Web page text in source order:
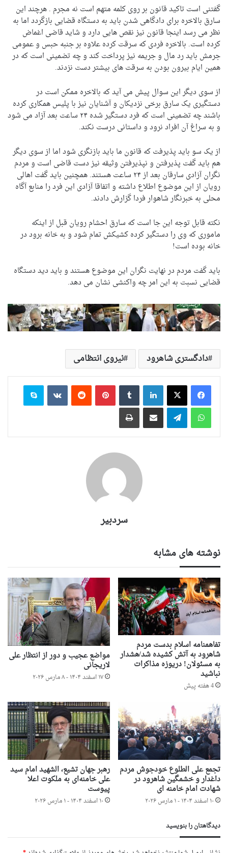
گفتنی است تاکید قانون بر روی کلمه متهم است نه مجرم . هرچند این
سارق بالاخره برای دادگاهی شدن باید به دستگاه قضایی بازگردد اما به
نظر می رسد اینجا قانون نیز نقص هایی دارد و شاید قاضی اغماض
کرده است. بالاخره فردی که سرقت کرده علاوه بر جنبه حبس و عمومی
جرمش باید رد مال و جریمه نیز پرداخت کند و چه تضمینی است که در
همین ایام بیرون بودن به سرقت های بیشتر دست نزدند.
از سوی دیگر این سوال پیش می آید که بالاخره ممکن است در
دستگیری یک سارق برخی نزدیکان و آشنایان نیز با پلیس همکاری کرده
باشند چه تضمینی است که فرد دستگیر شده ۲۴ ساعت بعد آزاد می شود
و به سراغ آن افراد نرود و داستانی درست نکند.
از یک سو باید پذیرفت که قانون ما باید بازنگری شود اما از سوی دیگر
هم باید گفت پذیرفتن و نپذیرفتن وثیقه نیز دست قاضی است و مردم
نگران آزادی سارقان بعد از ۲۴ ساعت هستند. همچنین باید گفت اهالی
رویان از این موضوع اطلاع داشته و اتفاقا آزادی این فرد را منابع آگاه
محلی به خبرنگار شاهوار فردا گزارش دادند.
نکته قابل توجه این جا است که سارق احشام رویان قبل از اینکه
ماموری که وی را دستگیر کرده کشیکش تمام شود و به خانه برود در
خانه بوده است!
باید گفت مردم در نهایت نگران این موضوع هستند و باید دید دستگاه
قضایی نسبت به این امر چه واکنشی نشان می دهد.
دادگستری شاهرود نیروی انتظامی
لینکدین ‫تامبلر ‫پین‌ترست‫رددیت ‫VKontakteاسکایپ
واتس آپ
تلگرام اشتراک گذاری از طریق ایمیل چاپ
سردبیر
نوشته های مشابه
تفاهمنامه اسلام بدست مردم
شاهرود به آتش کشیده شد/هشدار
به مسئولان! دریوزه مذاکرات
نباشید
4 هفته پیش
مواضع عجیب و دور از انتظار علی
لاریجانی
۱۷ اسفند ۱۴۰۴ - ۸ مارس ۲۰۲۶
تجمع علی الطلوع خودجوش مردم
داغدار و خشمگین شاهرود در
شهادت امام خامنه ای
۱۰ اسفند ۱۴۰۴ - ۱ مارس ۲۰۲۶
رهبر جهان تشیع، الشهید امام سید
علی خامنه‌ای به ملکوت اعلا
پیوست
۱۰ اسفند ۱۴۰۴ - ۱ مارس ۲۰۲۶
دیدگاهتان را بنویسید